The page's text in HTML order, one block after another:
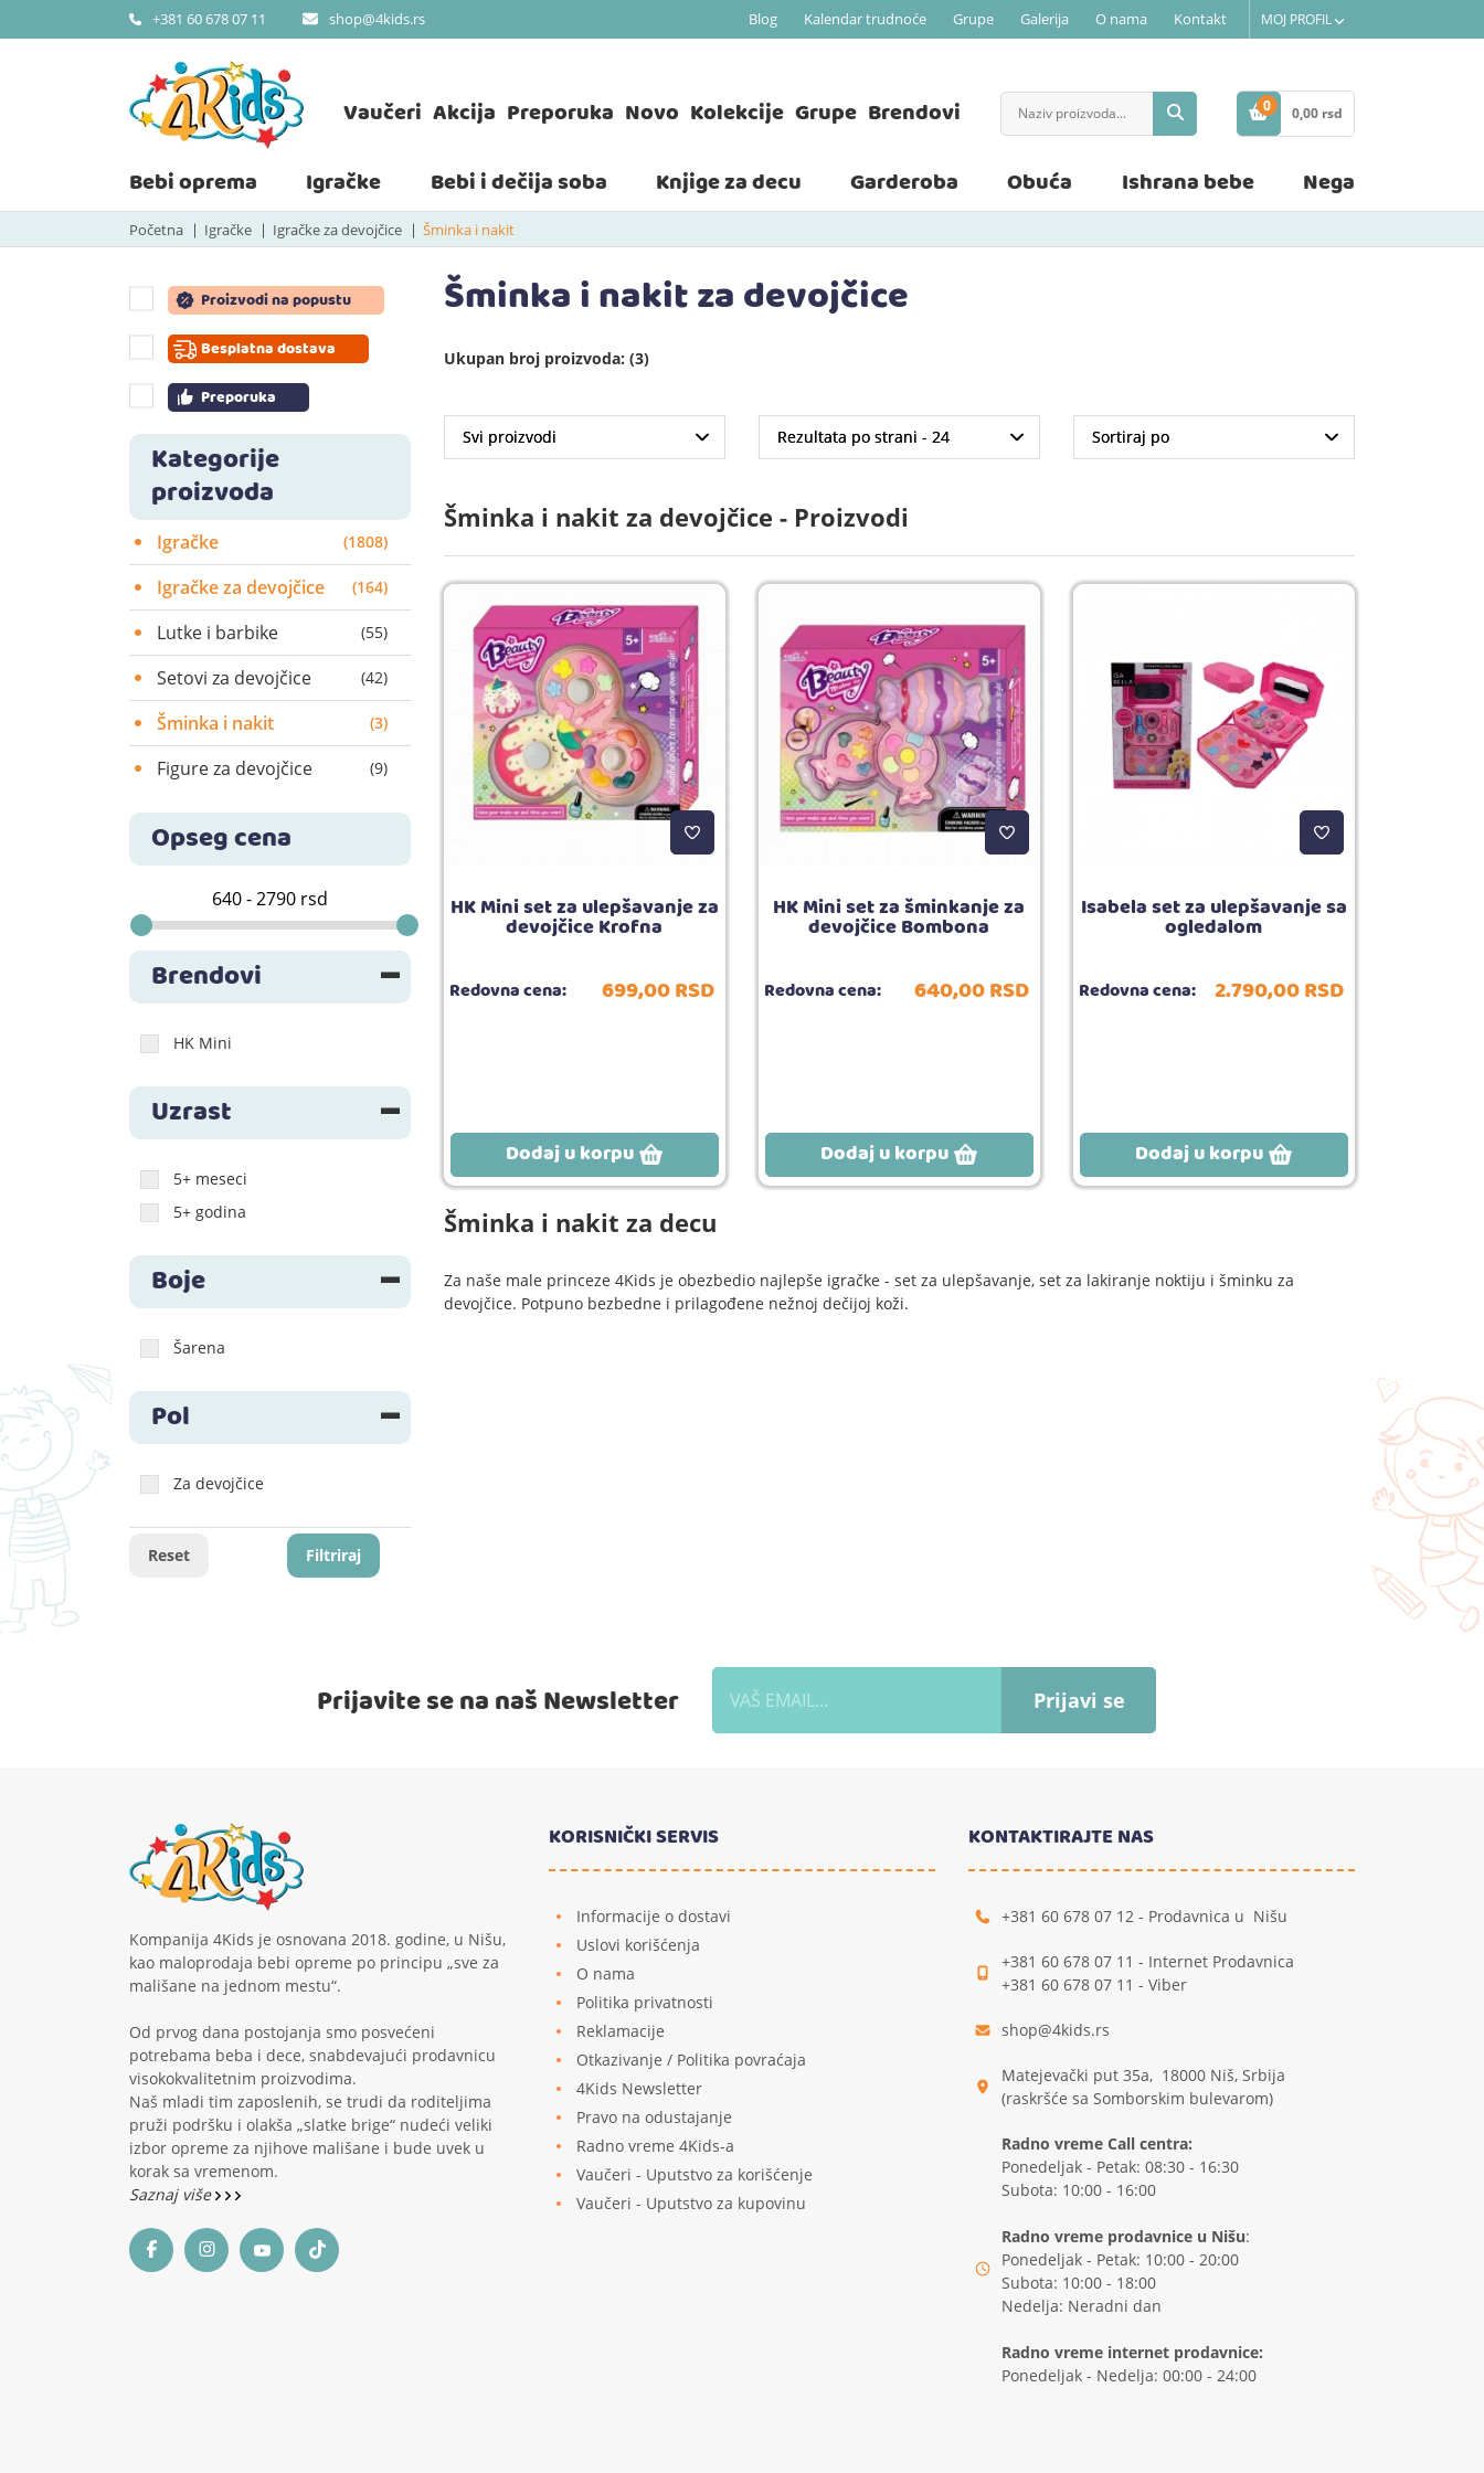
+381 60 678 07 11 shop@4kids.rs Blog Kalendar trudnoće Grupe Galerija O nama Kontakt MOJ PROFIL
Vaučeri Akcija Preporuka Novo Kolekcije Grupe Brendovi
0
STAVKE
0,00 rsd
Bebi oprema Igračke Bebi i dečija soba Knjige za decu Garderoba Obuća Ishrana bebe Nega
Početna Igračke Igračke za devojčice Šminka i nakit
Proizvodi na popustu
Besplatna dostava
Preporuka
Kategorije
proizvoda
Igračke (1808)
Igračke za devojčice (164)
Lutke i barbike (55)
Setovi za devojčice (42)
Šminka i nakit (3)
Figure za devojčice (9)
Opseg cena
Brendovi
HK Mini
Uzrast
5+ meseci
5+ godina
Boje
Šarena
Pol
Za devojčice
Reset Filtriraj
Šminka i nakit za devojčice
Ukupan broj proizvoda: (3)
Šminka i nakit za decu
Za naše male princeze 4Kids je obezbedio najlepše igračke - set za ulepšavanje, set za lakiranje noktiju i šminku za
devojčice. Potpuno bezbedne i prilagođene nežnoj dečijoj koži.
Šminka i nakit za devojčice - Proizvodi
HK Mini set za ulepšavanje za
devojčice Krofna
Redovna cena: 699,00RSD
Dodaj u korpu
HK Mini set za šminkanje za
devojčice Bombona
Redovna cena: 640,00RSD
Dodaj u korpu
Isabela set za ulepšavanje sa
ogledalom
Redovna cena: 2.790,00RSD
Dodaj u korpu
Prijavite se na naš Newsletter Prijavi se
Kompanija 4Kids je osnovana 2018. godine, u Nišu,
kao maloprodaja bebi opreme po principu „sve za
mališane na jednom mestu“.
Od prvog dana postojanja smo posvećeni
potrebama beba i dece, snabdevajući prodavnicu
visokokvalitetnim proizvodima.
Naš mladi tim zaposlenih, se trudi da roditeljima
pruži podršku i olakša „slatke brige“ nudeći veliki
izbor opreme za njihove mališane i bude uvek u
korak sa vremenom.
Saznaj više
KORISNIČKI SERVIS
Informacije o dostavi
Uslovi korišćenja
O nama
Politika privatnosti
Reklamacije
Otkazivanje / Politika povraćaja
4Kids Newsletter
Pravo na odustajanje
Radno vreme 4Kids-a
Vaučeri - Uputstvo za korišćenje
Vaučeri - Uputstvo za kupovinu
KONTAKTIRAJTE NAS
+381 60 678 07 12 - Prodavnica u Nišu
+381 60 678 07 11 - Internet Prodavnica
+381 60 678 07 11 - Viber
shop@4kids.rs
Matejevački put 35a, 18000 Niš, Srbija
(raskršće sa Somborskim bulevarom)
Radno vreme Call centra:
Ponedeljak - Petak: 08:30 - 16:30
Subota: 10:00 - 16:00
Radno vreme prodavnice u Nišu:
Ponedeljak - Petak: 10:00 - 20:00
Subota: 10:00 - 18:00
Nedelja: Neradni dan
Radno vreme internet prodavnice:
Ponedeljak - Nedelja: 00:00 - 24:00